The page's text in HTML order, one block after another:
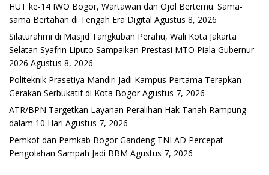
HUT ke-14 IWO Bogor, Wartawan dan Ojol Bertemu: Sama-
sama Bertahan di Tengah Era Digital Agustus 8, 2026
Silaturahmi di Masjid Tangkuban Perahu, Wali Kota Jakarta
Selatan Syafrin Liputo Sampaikan Prestasi MTO Piala Gubernur
2026 Agustus 8, 2026
Politeknik Prasetiya Mandiri Jadi Kampus Pertama Terapkan
Gerakan Serbukatif di Kota Bogor Agustus 7, 2026
ATR/BPN Targetkan Layanan Peralihan Hak Tanah Rampung
dalam 10 Hari Agustus 7, 2026
Pemkot dan Pemkab Bogor Gandeng TNI AD Percepat
Pengolahan Sampah Jadi BBM Agustus 7, 2026